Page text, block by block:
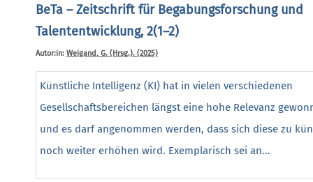
BeTa – Zeitschrift für Begabungsforschung und
Talententwicklung, 2(1–2)
Autor:in: Weigand, G. (Hrsg.). (2025)
Künstliche Intelligenz (KI) hat in vielen verschiedenen
Gesellschaftsbereichen längst eine hohe Relevanz
und es darf angenommen werden, dass sich diese zu
noch weiter erhöhen wird. Exemplarisch sei an...